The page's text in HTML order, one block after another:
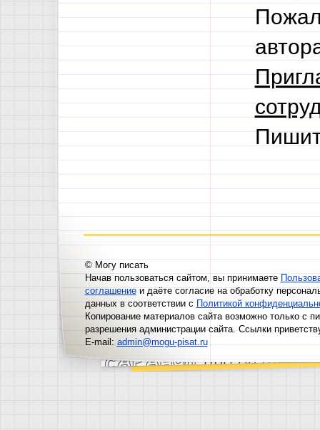
© Могу писать
Начав пользоваться сайтом, вы принимаете
соглашениеи даёте согласие на обработку
данных в соответствии сПолитикой
Копирование материалов сайта возможно только с
разрешения администрации сайта. Ссылки
E-mail:admin@mogu-pisat.ru